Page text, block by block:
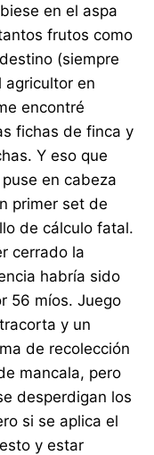
en el aspa
frutos como
(siempre
agricultor en
encontré
fichas de finca y
Y eso que
en cabeza
primer set de
de cálculo fatal.
cerrado la
habría sido
56 míos. Juego
y un
de recolección
mancala, pero
desperdigan los
si se aplica el
y estar